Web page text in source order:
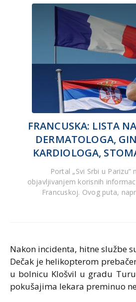
FRANCUSKA: LISTA
DERMATOLOGA,
KARDIOLOGA,
Portal „Svi Srbi u Parizu“
objavljivanjem korisnih
Francuskoj. Ovog puta,
Nakon incidenta, hitne službe
Dečak je helikopterom
u bolnicu Klošvil u gradu
pokušajima lekara preminuo